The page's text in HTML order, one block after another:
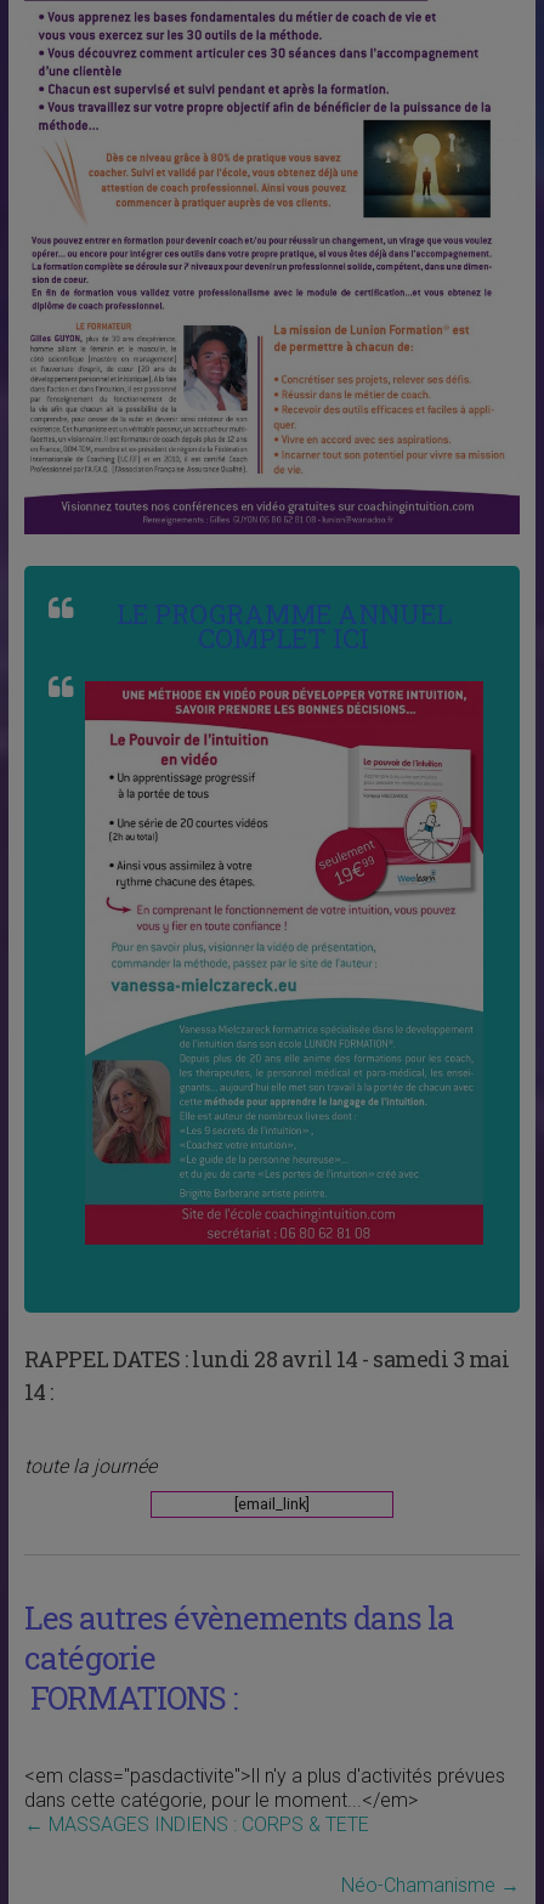
LE PROGRAMME ANNUEL
COMPLET ICI
RAPPEL DATES :lundi 28 avril 14 - samedi 3 mai
14 :
toute la journée
[email_link]
Les autres évènements dans la
catégorie
FORMATIONS :
<em class="pasdactivite">Il n'y a plus d'activités prévues
dans cette catégorie, pour le moment...</em>
← MASSAGES INDIENS : CORPS & TETE
Néo-Chamanisme →